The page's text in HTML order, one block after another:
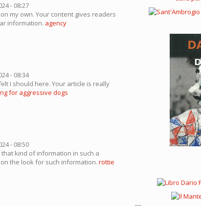
- 08:27
my own. Your content gives readers
information. agency
- 08:34
I should here. Your article is really
for aggressive dogs
- 08:50
kind of information in such a
the look for such information. rottie